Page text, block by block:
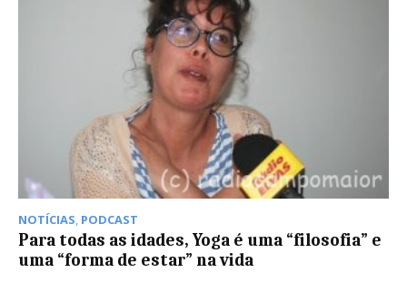
NOTÍCIAS, PODCAST
Para todas as idades, Yoga é uma “filosofia” e
uma “forma de estar” na vida